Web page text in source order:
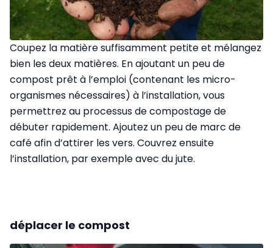
Coupez la matière suffisamment petite et mélangez
bien les deux matières. En ajoutant un peu de
compost prêt à l’emploi (contenant les micro-
organismes nécessaires) à l’installation, vous
permettrez au processus de compostage de
débuter rapidement. Ajoutez un peu de marc de
café afin d’attirer les vers. Couvrez ensuite
l’installation, par exemple avec du jute.
déplacer le compost